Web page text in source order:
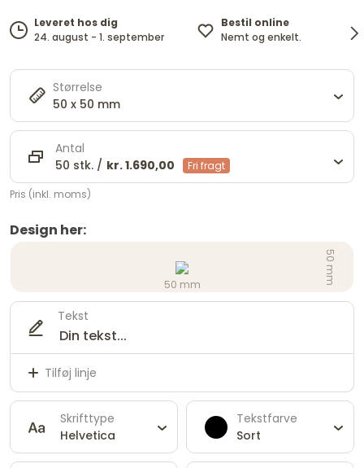
Leveret hos dig
24. august - 1. september
Bestil online
Nemt og enkelt.
Størrelse
50 x 50 mm
Antal
50 stk. / kr. 1.690,00 Fri fragt
Pris (inkl. moms)
Design her:
50 mm
50 mm
Tekst
Tilføj linje
Skrifttype
Helvetica
Tekstfarve
Sort